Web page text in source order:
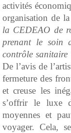
activités
organisation de
la CEDEAO de
prenant le soin
contrôle sanitaire
De l’avis de
fermeture des
et creuse les
s’offrir le luxe
moyennes et
voyager. Cela,